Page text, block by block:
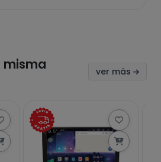
misma
ver más